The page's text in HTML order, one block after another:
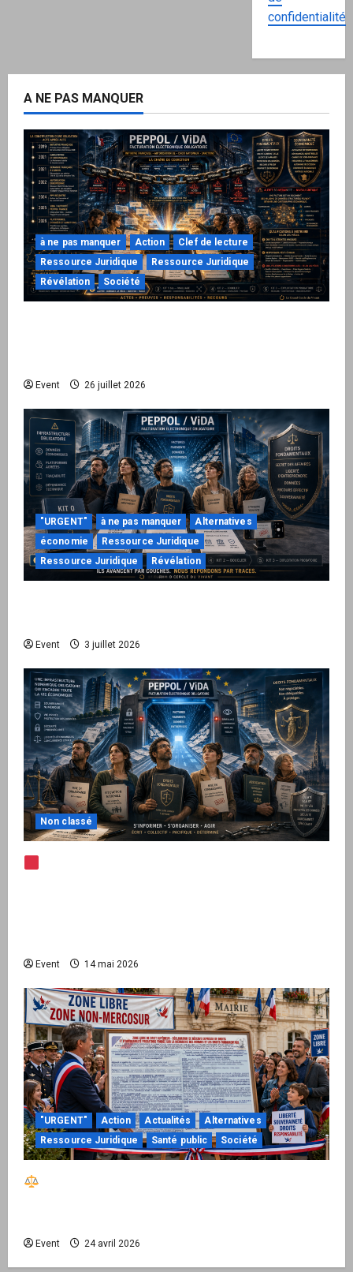
confidentialité
A NE PAS MANQUER
à ne pas manquer Action
Clef de lecture
Ressource Juridique
Ressource Juridique
Révélation
Société
Event 26 juillet 2026
"URGENT" à ne pas manquer
Alternatives
économie
Ressource Juridique
Ressource Juridique
Révélation
Event 3 juillet 2026
Non classé
Event 14 mai 2026
"URGENT" Action Actualités
Alternatives
Ressource Juridique
Santé public Société
Event 24 avril 2026